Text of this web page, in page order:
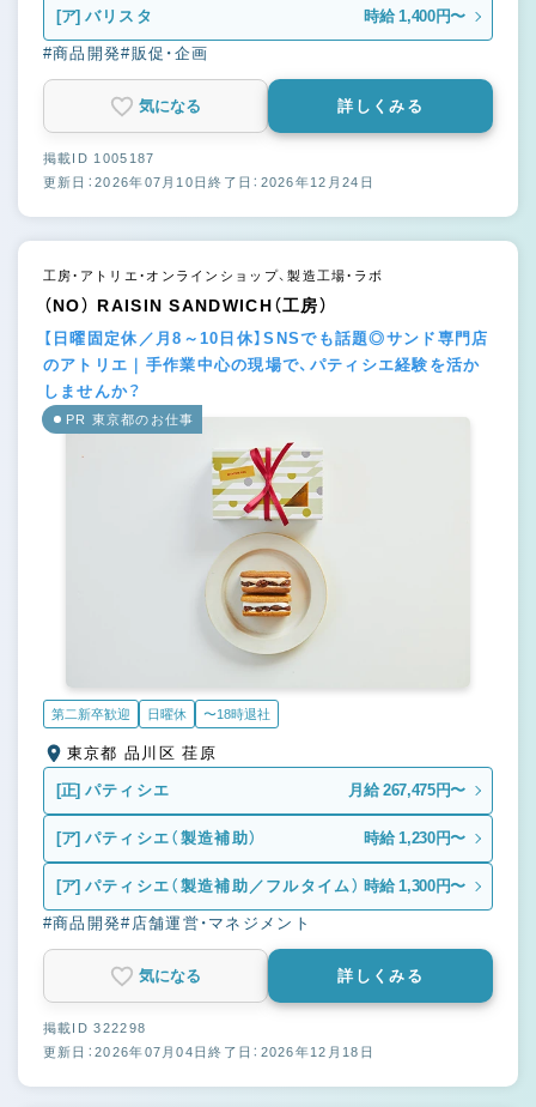
[ア] バリスタ 時給 1,400円〜
#商品開発#販促・企画
気になる 詳しくみる
掲載ID 1005187
更新日：2026年07月10日終了日：2026年12月24日
工房・アトリエ・オンラインショップ、製造工場・ラボ
（NO） RAISIN SANDWICH（工房）
【日曜固定休／月8～10日休】SNSでも話題◎サンド専門店
のアトリエ｜手作業中心の現場で、パティシエ経験を活か
しませんか？
PR 東京都のお仕事
第二新卒歓迎 日曜休 〜18時退社
東京都 品川区 荏原
[正] パティシエ 月給 267,475円〜
[ア] パティシエ（製造補助） 時給 1,230円〜
[ア] パティシエ（製造補助／フルタイム） 時給 1,300円〜
#商品開発#店舗運営・マネジメント
気になる 詳しくみる
掲載ID 322298
更新日：2026年07月04日終了日：2026年12月18日